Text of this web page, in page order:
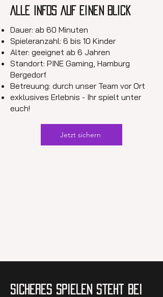
Alle Infos auf einen Blick
Dauer: ab 60 Minuten
Spieleranzahl: 6 bis 10 Kinder
Alter: geeignet ab 6 Jahren
Standort: PINE Gaming, Hamburg
Bergedorf
Betreuung: durch unser Team vor Ort
exklusives Erlebnis - Ihr spielt unter
euch!
Jetzt sichern
Sicheres Spielen steht bei